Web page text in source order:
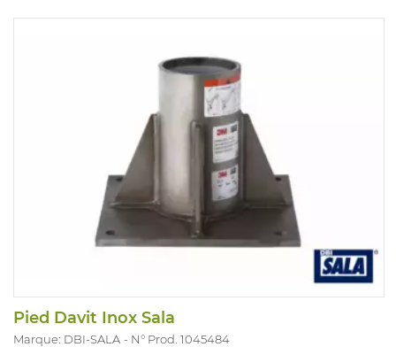
Pied Davit Inox Sala
Marque: DBI-SALA N° Prod. 1045484